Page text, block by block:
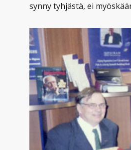
synny tyhjästä, ei